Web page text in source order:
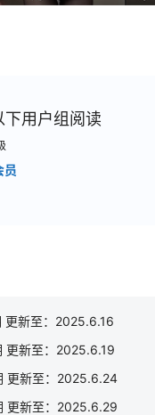
下用户组阅读
员
更新至：2025.6.16
更新至：2025.6.19
更新至：2025.6.24
更新至：2025.6.29